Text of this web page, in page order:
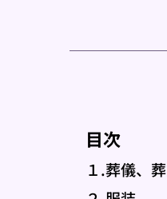
目次
１.葬儀、